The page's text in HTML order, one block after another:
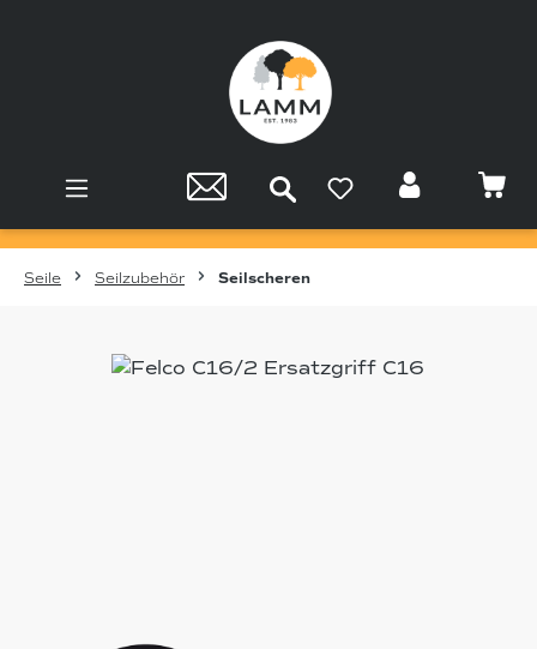
Seile Seilzubehör Seilscheren
Bildergalerie überspringen